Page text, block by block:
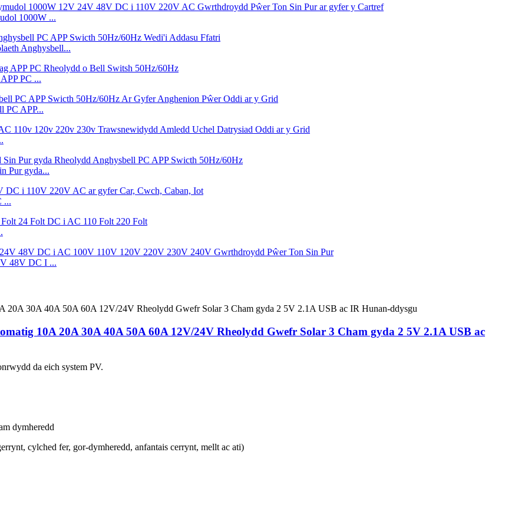
1000W ...
Anghysbell...
PC ...
PC APP...
Pur gyda...
...
48V DC I ...
10A 20A 30A 40A 50A 60A 12V/24V Rheolydd Gwefr Solar 3 Cham gyda 2 5V 2.1A USB ac
da eich system PV.
dymheredd
cylched fer, gor-dymheredd, anfantais cerrynt, mellt ac ati)